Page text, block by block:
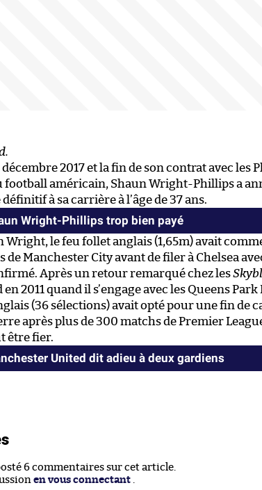
2017 et la fin de son contrat avec les
football américain, Shaun Wright-Phillips a
à sa carrière à l’âge de 37 ans.
Wright-Phillips trop bien payé
Wright, le feu follet anglais (1,65m) avait
de Manchester City avant de filer à Chelsea
Après un retour remarqué chez les
2011 quand il s’engage avec les Queens Park
(36 sélections) avait opté pour une fin de
après plus de 300 matchs de Premier
être fier.
United dit adieu à deux gardiens
6 commentaires sur cet article.
en vous connectant